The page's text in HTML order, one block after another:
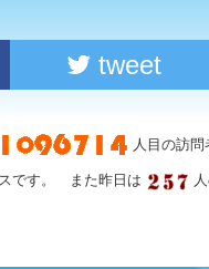
tweet
人目の訪
です。 また昨日は